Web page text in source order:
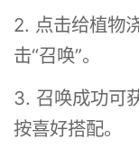
2. 点击给植物
击“召唤”。
3. 召唤成功可
按喜好搭配。